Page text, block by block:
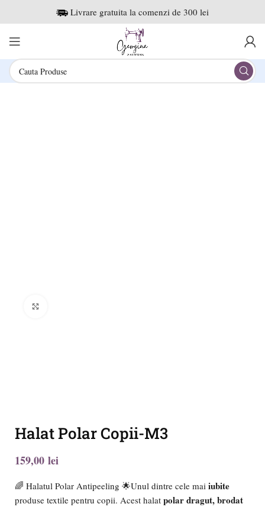
Livrare gratuita la comenzi de 300 lei
Halat Polar Copii-M3
lei
🌈 Halatul Polar Antipeeling 🌟Unul dintre cele mai iubite
produse textile pentru copii. Acest halat polar dragut, brodat